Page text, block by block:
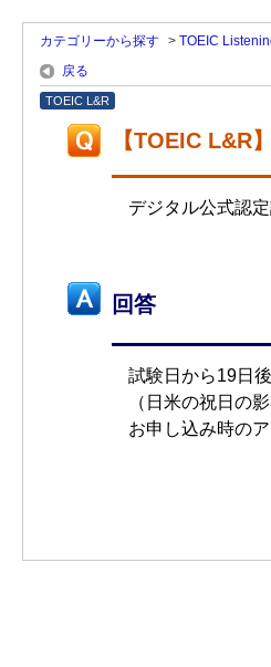
カテゴリーから探す > TOEIC
戻る
TOEIC L&R
【TOEIC L&R
デジタル公式認
回答
試験日から19日
（日米の祝日の
お申し込み時の